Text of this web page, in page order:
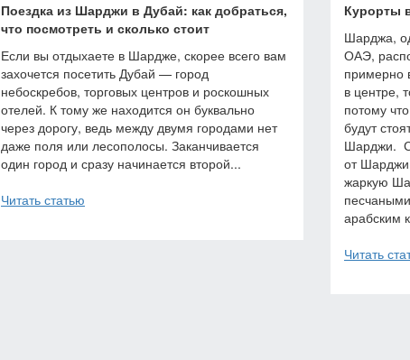
Поездка из Шарджи в Дубай: как добраться,
что посмотреть и сколько стоит
Если вы отдыхаете в Шардже, скорее всего вам
захочется посетить Дубай — город
небоскребов, торговых центров и роскошных
отелей. К тому же находится он буквально
через дорогу, ведь между двумя городами нет
даже поля или лесополосы. Заканчивается
один город и сразу начинается второй...
Читать статью
Курорты
Шарджа,
ОАЭ,
примерно
в центре,
потому
будут
Шарджи.
от
жаркую
арабским
Читать